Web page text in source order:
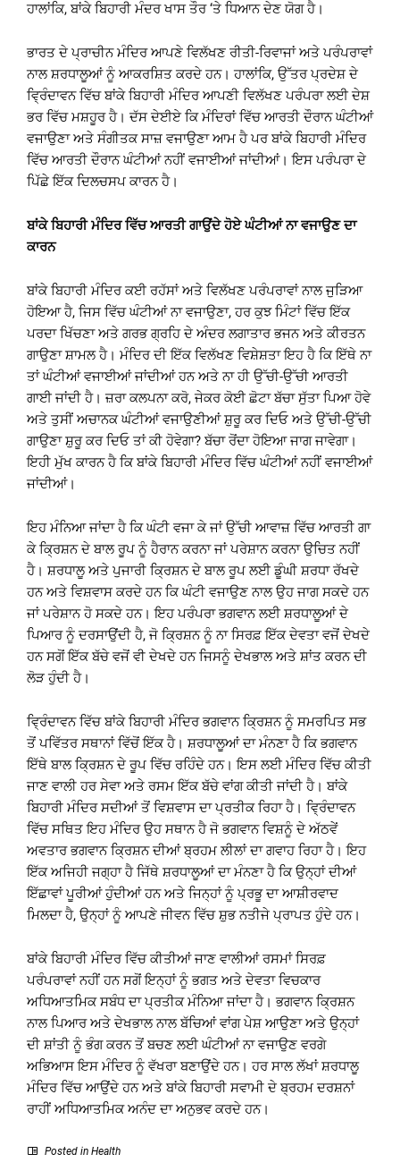
ਹਾਲਾਂਕਿ, ਬਾਂਕੇ ਬਿਹਾਰੀ ਮੰਦਰ ਖਾਸ ਤੌਰ ‘ਤੇ ਧਿਆਨ ਦੇਣ ਯੋਗ ਹੈ।
ਭਾਰਤ ਦੇ ਪ੍ਰਾਚੀਨ ਮੰਦਿਰ ਆਪਣੇ ਵਿਲੱਖਣ ਰੀਤੀ-ਰਿਵਾਜਾਂ ਅਤੇ ਪਰੰਪਰਾਵਾਂ
ਨਾਲ ਸ਼ਰਧਾਲੂਆਂ ਨੂੰ ਆਕਰਸ਼ਿਤ ਕਰਦੇ ਹਨ। ਹਾਲਾਂਕਿ, ਉੱਤਰ ਪ੍ਰਦੇਸ਼ ਦੇ
ਵ੍ਰਿੰਦਾਵਨ ਵਿੱਚ ਬਾਂਕੇ ਬਿਹਾਰੀ ਮੰਦਿਰ ਆਪਣੀ ਵਿਲੱਖਣ ਪਰੰਪਰਾ ਲਈ ਦੇਸ਼
ਭਰ ਵਿੱਚ ਮਸ਼ਹੂਰ ਹੈ। ਦੱਸ ਦੇਈਏ ਕਿ ਮੰਦਿਰਾਂ ਵਿੱਚ ਆਰਤੀ ਦੌਰਾਨ ਘੰਟੀਆਂ
ਵਜਾਉਣਾ ਅਤੇ ਸੰਗੀਤਕ ਸਾਜ਼ ਵਜਾਉਣਾ ਆਮ ਹੈ ਪਰ ਬਾਂਕੇ ਬਿਹਾਰੀ ਮੰਦਿਰ
ਵਿੱਚ ਆਰਤੀ ਦੌਰਾਨ ਘੰਟੀਆਂ ਨਹੀਂ ਵਜਾਈਆਂ ਜਾਂਦੀਆਂ। ਇਸ ਪਰੰਪਰਾ ਦੇ
ਪਿੱਛੇ ਇੱਕ ਦਿਲਚਸਪ ਕਾਰਨ ਹੈ।
ਬਾਂਕੇ ਬਿਹਾਰੀ ਮੰਦਿਰ ਵਿੱਚ ਆਰਤੀ ਗਾਉਂਦੇ ਹੋਏ ਘੰਟੀਆਂ ਨਾ ਵਜਾਉਣ ਦਾ
ਕਾਰਨ
ਬਾਂਕੇ ਬਿਹਾਰੀ ਮੰਦਿਰ ਕਈ ਰਹੱਸਾਂ ਅਤੇ ਵਿਲੱਖਣ ਪਰੰਪਰਾਵਾਂ ਨਾਲ ਜੁੜਿਆ
ਹੋਇਆ ਹੈ, ਜਿਸ ਵਿੱਚ ਘੰਟੀਆਂ ਨਾ ਵਜਾਉਣਾ, ਹਰ ਕੁਝ ਮਿੰਟਾਂ ਵਿੱਚ ਇੱਕ
ਪਰਦਾ ਖਿੱਚਣਾ ਅਤੇ ਗਰਭ ਗ੍ਰਹਿ ਦੇ ਅੰਦਰ ਲਗਾਤਾਰ ਭਜਨ ਅਤੇ ਕੀਰਤਨ
ਗਾਉਣਾ ਸ਼ਾਮਲ ਹੈ। ਮੰਦਿਰ ਦੀ ਇੱਕ ਵਿਲੱਖਣ ਵਿਸ਼ੇਸ਼ਤਾ ਇਹ ਹੈ ਕਿ ਇੱਥੇ ਨਾ
ਤਾਂ ਘੰਟੀਆਂ ਵਜਾਈਆਂ ਜਾਂਦੀਆਂ ਹਨ ਅਤੇ ਨਾ ਹੀ ਉੱਚੀ-ਉੱਚੀ ਆਰਤੀ
ਗਾਈ ਜਾਂਦੀ ਹੈ। ਜ਼ਰਾ ਕਲਪਨਾ ਕਰੋ, ਜੇਕਰ ਕੋਈ ਛੋਟਾ ਬੱਚਾ ਸੁੱਤਾ ਪਿਆ ਹੋਵੇ
ਅਤੇ ਤੁਸੀਂ ਅਚਾਨਕ ਘੰਟੀਆਂ ਵਜਾਉਣੀਆਂ ਸ਼ੁਰੂ ਕਰ ਦਿਓ ਅਤੇ ਉੱਚੀ-ਉੱਚੀ
ਗਾਉਣਾ ਸ਼ੁਰੂ ਕਰ ਦਿਓ ਤਾਂ ਕੀ ਹੋਵੇਗਾ? ਬੱਚਾ ਰੋਂਦਾ ਹੋਇਆ ਜਾਗ ਜਾਵੇਗਾ।
ਇਹੀ ਮੁੱਖ ਕਾਰਨ ਹੈ ਕਿ ਬਾਂਕੇ ਬਿਹਾਰੀ ਮੰਦਿਰ ਵਿੱਚ ਘੰਟੀਆਂ ਨਹੀਂ ਵਜਾਈਆਂ
ਜਾਂਦੀਆਂ।
ਇਹ ਮੰਨਿਆ ਜਾਂਦਾ ਹੈ ਕਿ ਘੰਟੀ ਵਜਾ ਕੇ ਜਾਂ ਉੱਚੀ ਆਵਾਜ਼ ਵਿੱਚ ਆਰਤੀ ਗਾ
ਕੇ ਕ੍ਰਿਸ਼ਨ ਦੇ ਬਾਲ ਰੂਪ ਨੂੰ ਹੈਰਾਨ ਕਰਨਾ ਜਾਂ ਪਰੇਸ਼ਾਨ ਕਰਨਾ ਉਚਿਤ ਨਹੀਂ
ਹੈ। ਸ਼ਰਧਾਲੂ ਅਤੇ ਪੁਜਾਰੀ ਕ੍ਰਿਸ਼ਨ ਦੇ ਬਾਲ ਰੂਪ ਲਈ ਡੂੰਘੀ ਸ਼ਰਧਾ ਰੱਖਦੇ
ਹਨ ਅਤੇ ਵਿਸ਼ਵਾਸ ਕਰਦੇ ਹਨ ਕਿ ਘੰਟੀ ਵਜਾਉਣ ਨਾਲ ਉਹ ਜਾਗ ਸਕਦੇ ਹਨ
ਜਾਂ ਪਰੇਸ਼ਾਨ ਹੋ ਸਕਦੇ ਹਨ। ਇਹ ਪਰੰਪਰਾ ਭਗਵਾਨ ਲਈ ਸ਼ਰਧਾਲੂਆਂ ਦੇ
ਪਿਆਰ ਨੂੰ ਦਰਸਾਉਂਦੀ ਹੈ, ਜੋ ਕ੍ਰਿਸ਼ਨ ਨੂੰ ਨਾ ਸਿਰਫ਼ ਇੱਕ ਦੇਵਤਾ ਵਜੋਂ ਦੇਖਦੇ
ਹਨ ਸਗੋਂ ਇੱਕ ਬੱਚੇ ਵਜੋਂ ਵੀ ਦੇਖਦੇ ਹਨ ਜਿਸਨੂੰ ਦੇਖਭਾਲ ਅਤੇ ਸ਼ਾਂਤ ਕਰਨ ਦੀ
ਲੋੜ ਹੁੰਦੀ ਹੈ।
ਵ੍ਰਿੰਦਾਵਨ ਵਿੱਚ ਬਾਂਕੇ ਬਿਹਾਰੀ ਮੰਦਿਰ ਭਗਵਾਨ ਕ੍ਰਿਸ਼ਨ ਨੂੰ ਸਮਰਪਿਤ ਸਭ
ਤੋਂ ਪਵਿੱਤਰ ਸਥਾਨਾਂ ਵਿੱਚੋਂ ਇੱਕ ਹੈ। ਸ਼ਰਧਾਲੂਆਂ ਦਾ ਮੰਨਣਾ ਹੈ ਕਿ ਭਗਵਾਨ
ਇੱਥੇ ਬਾਲ ਕ੍ਰਿਸ਼ਨ ਦੇ ਰੂਪ ਵਿੱਚ ਰਹਿੰਦੇ ਹਨ। ਇਸ ਲਈ ਮੰਦਿਰ ਵਿੱਚ ਕੀਤੀ
ਜਾਣ ਵਾਲੀ ਹਰ ਸੇਵਾ ਅਤੇ ਰਸਮ ਇੱਕ ਬੱਚੇ ਵਾਂਗ ਕੀਤੀ ਜਾਂਦੀ ਹੈ। ਬਾਂਕੇ
ਬਿਹਾਰੀ ਮੰਦਿਰ ਸਦੀਆਂ ਤੋਂ ਵਿਸ਼ਵਾਸ ਦਾ ਪ੍ਰਤੀਕ ਰਿਹਾ ਹੈ। ਵ੍ਰਿੰਦਾਵਨ
ਵਿੱਚ ਸਥਿਤ ਇਹ ਮੰਦਿਰ ਉਹ ਸਥਾਨ ਹੈ ਜੋ ਭਗਵਾਨ ਵਿਸ਼ਨੂੰ ਦੇ ਅੱਠਵੇਂ
ਅਵਤਾਰ ਭਗਵਾਨ ਕ੍ਰਿਸ਼ਨ ਦੀਆਂ ਬ੍ਰਹਮ ਲੀਲਾਂ ਦਾ ਗਵਾਹ ਰਿਹਾ ਹੈ। ਇਹ
ਇੱਕ ਅਜਿਹੀ ਜਗ੍ਹਾ ਹੈ ਜਿੱਥੇ ਸ਼ਰਧਾਲੂਆਂ ਦਾ ਮੰਨਣਾ ਹੈ ਕਿ ਉਨ੍ਹਾਂ ਦੀਆਂ
ਇੱਛਾਵਾਂ ਪੂਰੀਆਂ ਹੁੰਦੀਆਂ ਹਨ ਅਤੇ ਜਿਨ੍ਹਾਂ ਨੂੰ ਪ੍ਰਭੂ ਦਾ ਆਸ਼ੀਰਵਾਦ
ਮਿਲਦਾ ਹੈ, ਉਨ੍ਹਾਂ ਨੂੰ ਆਪਣੇ ਜੀਵਨ ਵਿੱਚ ਸ਼ੁਭ ਨਤੀਜੇ ਪ੍ਰਾਪਤ ਹੁੰਦੇ ਹਨ।
ਬਾਂਕੇ ਬਿਹਾਰੀ ਮੰਦਿਰ ਵਿੱਚ ਕੀਤੀਆਂ ਜਾਣ ਵਾਲੀਆਂ ਰਸਮਾਂ ਸਿਰਫ਼
ਪਰੰਪਰਾਵਾਂ ਨਹੀਂ ਹਨ ਸਗੋਂ ਇਨ੍ਹਾਂ ਨੂੰ ਭਗਤ ਅਤੇ ਦੇਵਤਾ ਵਿਚਕਾਰ
ਅਧਿਆਤਮਿਕ ਸਬੰਧ ਦਾ ਪ੍ਰਤੀਕ ਮੰਨਿਆ ਜਾਂਦਾ ਹੈ। ਭਗਵਾਨ ਕ੍ਰਿਸ਼ਨ
ਨਾਲ ਪਿਆਰ ਅਤੇ ਦੇਖਭਾਲ ਨਾਲ ਬੱਚਿਆਂ ਵਾਂਗ ਪੇਸ਼ ਆਉਣਾ ਅਤੇ ਉਨ੍ਹਾਂ
ਦੀ ਸ਼ਾਂਤੀ ਨੂੰ ਭੰਗ ਕਰਨ ਤੋਂ ਬਚਣ ਲਈ ਘੰਟੀਆਂ ਨਾ ਵਜਾਉਣ ਵਰਗੇ
ਅਭਿਆਸ ਇਸ ਮੰਦਿਰ ਨੂੰ ਵੱਖਰਾ ਬਣਾਉਂਦੇ ਹਨ। ਹਰ ਸਾਲ ਲੱਖਾਂ ਸ਼ਰਧਾਲੂ
ਮੰਦਿਰ ਵਿੱਚ ਆਉਂਦੇ ਹਨ ਅਤੇ ਬਾਂਕੇ ਬਿਹਾਰੀ ਸਵਾਮੀ ਦੇ ਬ੍ਰਹਮ ਦਰਸ਼ਨਾਂ
ਰਾਹੀਂ ਅਧਿਆਤਮਿਕ ਅਨੰਦ ਦਾ ਅਨੁਭਵ ਕਰਦੇ ਹਨ।
Posted in Health